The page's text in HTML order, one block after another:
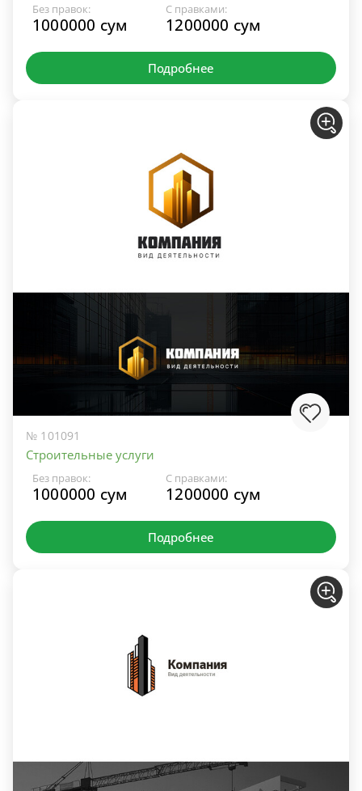
Без правок:
1000000 сум
С правками:
1200000 сум
Подробнее
№ 101091
Строительные услуги
Без правок:
1000000 сум
С правками:
1200000 сум
Подробнее